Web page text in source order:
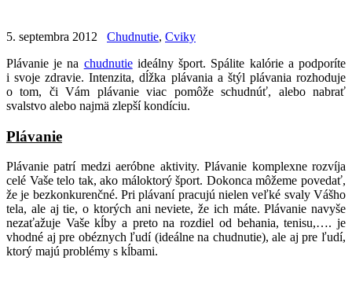
5. septembra 2012 Chudnutie, Cviky
Plávanie je na chudnutieideálny šport. Spálite kalórie a podporíte
i svoje zdravie. Intenzita, dĺžka plávania a štýl plávania rozhoduje
o tom, či Vám plávanie viac pomôže schudnúť, alebo nabrať
svalstvo alebo najmä zlepší kondíciu.
Plávanie
Plávanie patrí medzi aeróbne aktivity. Plávanie komplexne rozvíja
celé Vaše telo tak, ako máloktorý šport. Dokonca môžeme povedať,
že je bezkonkurenčné. Pri plávaní pracujú nielen veľké svaly Vášho
tela, ale aj tie, o ktorých ani neviete, že ich máte. Plávanie navyše
nezaťažuje Vaše kĺby a preto na rozdiel od behania, tenisu,…. je
vhodné aj pre obéznych ľudí (ideálne na chudnutie), ale aj pre ľudí,
ktorý majú problémy s kĺbami.